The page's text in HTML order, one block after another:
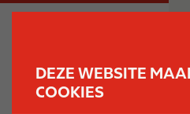
DEZE WEBSITE
COOKIES
M